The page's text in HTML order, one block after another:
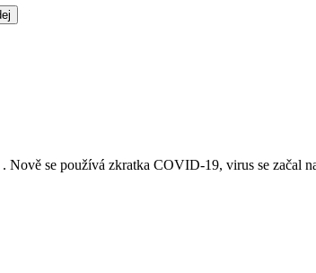
. Nově se používá zkratka COVID-19, virus se začal